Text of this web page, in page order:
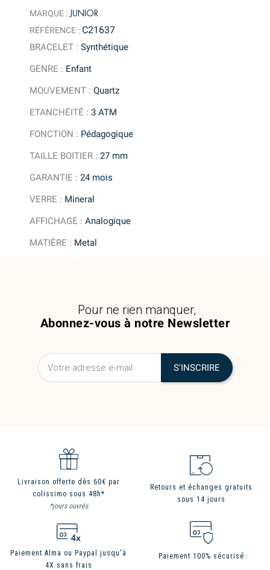
MARQUE : JUNIOR
RÉFÉRENCE : C21637
BRACELET :Synthétique
GENRE : Enfant
MOUVEMENT :Quartz
ETANCHÉITÉ :3 ATM
FONCTION : Pédagogique
TAILLE BOITIER :27 mm
GARANTIE :24 mois
VERRE : Mineral
AFFICHAGE :Analogique
MATIÈRE : Metal
Abonnez-vous à notre Newsletter
Pour ne rien manquer,
Livraison offerte dès 60€ par
colissimo sous 48h*
*jours ouvrés
Retours et échanges gratuits
sous 14 jours
Paiement Alma ou Paypal jusqu'à
4X sans frais
Paiement 100% sécurisé